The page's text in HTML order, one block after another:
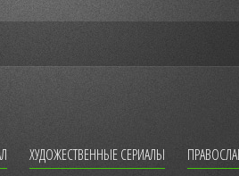
ХУДОЖЕСТВЕННЫЕ СЕРИАЛЫ